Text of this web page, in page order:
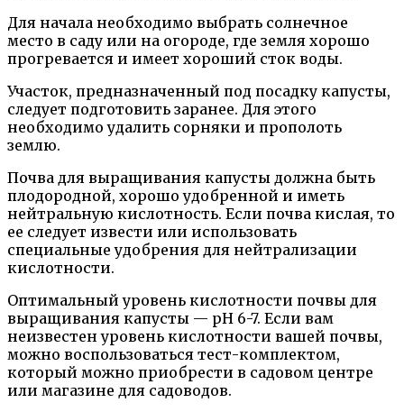
Для начала необходимо выбрать солнечное
место в саду или на огороде, где земля хорошо
прогревается и имеет хороший сток воды.
Участок, предназначенный под посадку капусты,
следует подготовить заранее. Для этого
необходимо удалить сорняки и прополоть
землю.
Почва для выращивания капусты должна быть
плодородной, хорошо удобренной и иметь
нейтральную кислотность. Если почва кислая, то
ее следует извести или использовать
специальные удобрения для нейтрализации
кислотности.
Оптимальный уровень кислотности почвы для
выращивания капусты — pH 6-7. Если вам
неизвестен уровень кислотности вашей почвы,
можно воспользоваться тест-комплектом,
который можно приобрести в садовом центре
или магазине для садоводов.